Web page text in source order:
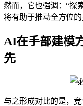
然而，它也强调：“探
将有助于推动全方位
AI在手部建模
先
与之形成对比的是，